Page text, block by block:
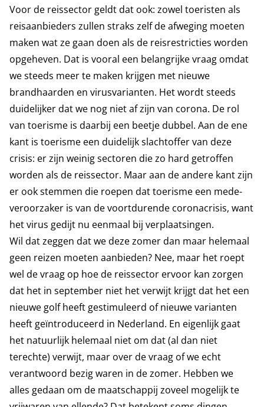
Voor de reissector geldt dat ook: zowel toeristen als
reisaanbieders zullen straks zelf de afweging moeten
maken wat ze gaan doen als de reisrestricties worden
opgeheven. Dat is vooral een belangrijke vraag omdat
we steeds meer te maken krijgen met nieuwe
brandhaarden en virusvarianten. Het wordt steeds
duidelijker dat we nog niet af zijn van corona. De rol
van toerisme is daarbij een beetje dubbel. Aan de ene
kant is toerisme een duidelijk slachtoffer van deze
crisis: er zijn weinig sectoren die zo hard getroffen
worden als de reissector. Maar aan de andere kant zijn
er ook stemmen die roepen dat toerisme een mede-
veroorzaker is van de voortdurende coronacrisis, want
het virus gedijt nu eenmaal bij verplaatsingen.
Wil dat zeggen dat we deze zomer dan maar helemaal
geen reizen moeten aanbieden? Nee, maar het roept
wel de vraag op hoe de reissector ervoor kan zorgen
dat het in september niet het verwijt krijgt dat het een
nieuwe golf heeft gestimuleerd of nieuwe varianten
heeft geïntroduceerd in Nederland. En eigenlijk gaat
het natuurlijk helemaal niet om dat (al dan niet
terechte) verwijt, maar over de vraag of we echt
verantwoord bezig waren in de zomer. Hebben we
alles gedaan om de maatschappij zoveel mogelijk te